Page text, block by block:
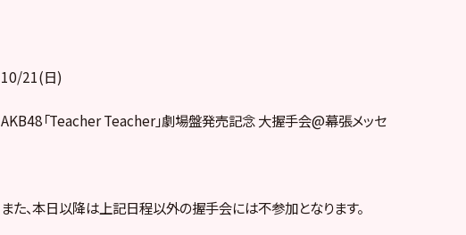
10/21(日)
AKB48「Teacher Teacher」劇場盤発売記念 大握手会@幕張メッセ
また、本日以降は上記日程以外の握手会には不参加となります。